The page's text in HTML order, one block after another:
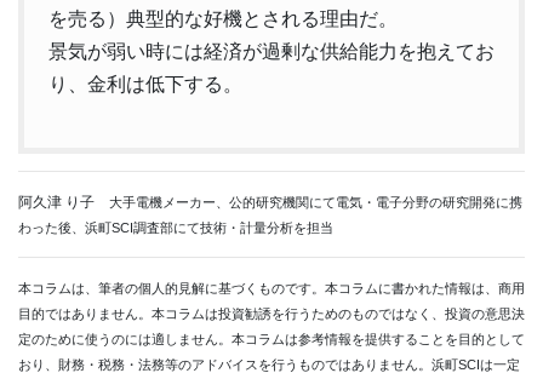
を売る）典型的な好機とされる理由だ。
景気が弱い時には経済が過剰な供給能力を抱えてお
り、金利は低下する。
阿久津 り子 大手電機メーカー、公的研究機関にて電気・電子分野の研究開発に携
わった後、浜町SCI調査部にて技術・計量分析を担当
本コラムは、筆者の個人的見解に基づくものです。本コラムに書かれた情報は、商用
目的ではありません。本コラムは投資勧誘を行うためのものではなく、投資の意思決
定のために使うのには適しません。本コラムは参考情報を提供することを目的として
おり、財務・税務・法務等のアドバイスを行うものではありません。浜町SCIは一定